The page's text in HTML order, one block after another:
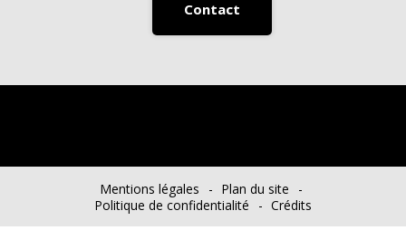
Contact
Mentions légales
Plan du site
Politique de confidentialité
Crédits